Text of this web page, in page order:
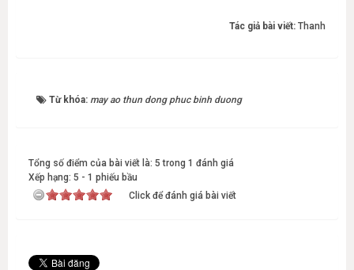
Tác giả bài viết: Thanh
Từ khóa: may ao thun dong phuc binh duong
Tổng số điểm của bài viết là: 5 trong 1 đánh giá
Xếp hạng: 5 - 1 phiếu bầu
Click để đánh giá bài viết